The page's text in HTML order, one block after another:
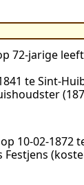
72-jarige
teSint-
10‑02‑1872
Festjens